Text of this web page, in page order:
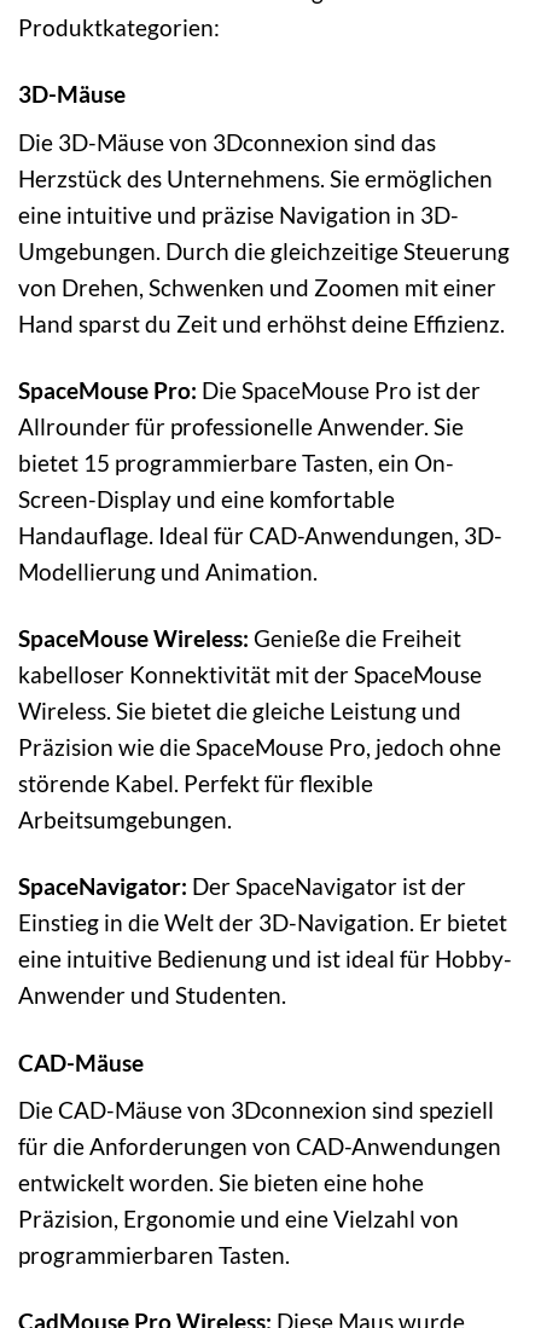
Produktkategorien:
3D-Mäuse
Die 3D-Mäuse von 3Dconnexion sind das
Herzstück des Unternehmens. Sie ermöglichen
eine intuitive und präzise Navigation in 3D-
Umgebungen. Durch die gleichzeitige Steuerung
von Drehen, Schwenken und Zoomen mit einer
Hand sparst du Zeit und erhöhst deine Effizienz.
SpaceMouse Pro: Die SpaceMouse Pro ist der
Allrounder für professionelle Anwender. Sie
bietet 15 programmierbare Tasten, ein On-
Screen-Display und eine komfortable
Handauflage. Ideal für CAD-Anwendungen, 3D-
Modellierung und Animation.
SpaceMouse Wireless: Genieße die Freiheit
kabelloser Konnektivität mit der SpaceMouse
Wireless. Sie bietet die gleiche Leistung und
Präzision wie die SpaceMouse Pro, jedoch ohne
störende Kabel. Perfekt für flexible
Arbeitsumgebungen.
SpaceNavigator: Der SpaceNavigator ist der
Einstieg in die Welt der 3D-Navigation. Er bietet
eine intuitive Bedienung und ist ideal für Hobby-
Anwender und Studenten.
CAD-Mäuse
Die CAD-Mäuse von 3Dconnexion sind speziell
für die Anforderungen von CAD-Anwendungen
entwickelt worden. Sie bieten eine hohe
Präzision, Ergonomie und eine Vielzahl von
programmierbaren Tasten.
CadMouse Pro Wireless: Diese Maus wurde